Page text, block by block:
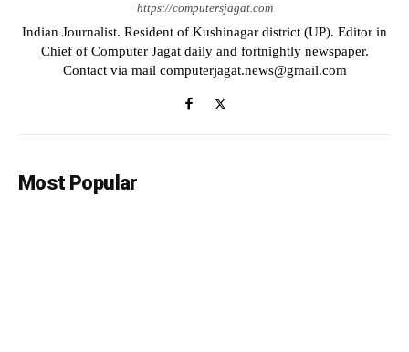
https://computersjagat.com
Indian Journalist. Resident of Kushinagar district (UP). Editor in
Chief of Computer Jagat daily and fortnightly newspaper.
Contact via mail computerjagat.news@gmail.com
Most Popular